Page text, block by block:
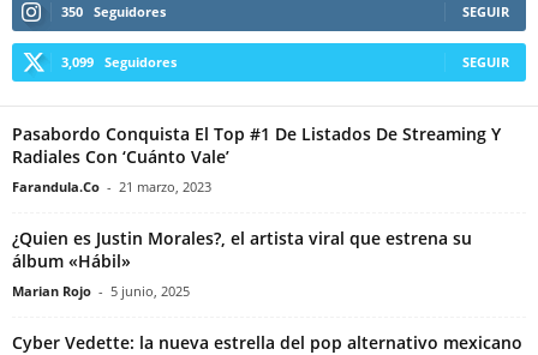
350 Seguidores SEGUIR
3,099 Seguidores SEGUIR
Pasabordo Conquista El Top #1 De Listados De Streaming Y
Radiales Con ‘Cuánto Vale’
Farandula.Co - 21 marzo, 2023
¿Quien es Justin Morales?, el artista viral que estrena su
álbum «Hábil»
Marian Rojo - 5 junio, 2025
Cyber Vedette: la nueva estrella del pop alternativo mexicano